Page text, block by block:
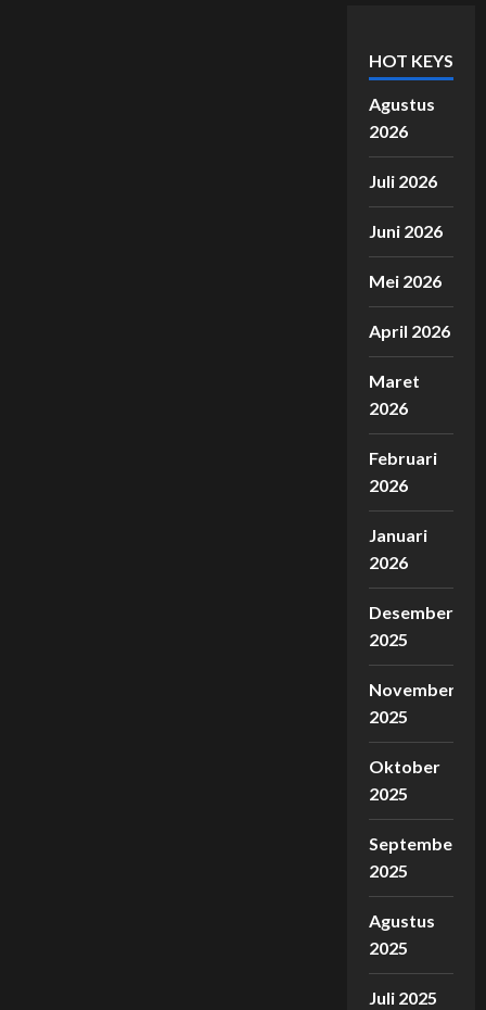
HOT KEYS
Agustus
2026
Juli 2026
Juni 2026
Mei 2026
April 2026
Maret
2026
Februari
2026
Januari
2026
Desember
2025
November
2025
Oktober
2025
September
2025
Agustus
2025
Juli 2025